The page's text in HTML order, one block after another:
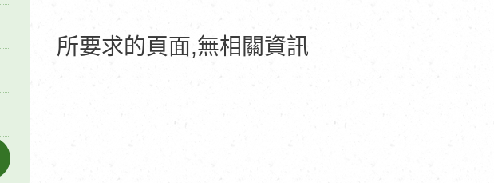
所要求的頁面,無相關資訊